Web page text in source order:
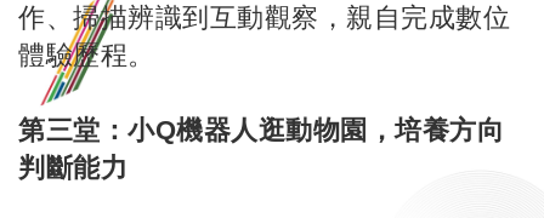
作、掃描辨識到互動觀察，親自完成數位
體驗歷程。
第三堂：小Q機器人逛動物園，培養方向
判斷能力